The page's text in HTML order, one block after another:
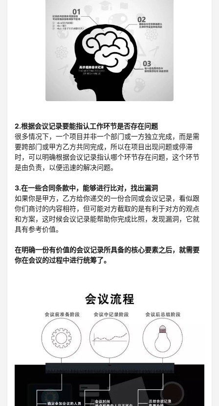
2.根据会议记录要能指认工作环节是否存在问题
很多情况下，一个项目并非一个部门或一方独立完成，而是需
要跨部门或甲方乙方共同完成，所以在项目出现问题或停滞
时，可以明确根据会议记录指认哪个环节存在问题，这个环节
是由负责，以便迅速的解决问题。
3.在一些合同条款中，能够进行比对，找出漏洞
如果你是甲方，乙方给你递交的一份合同或会议记录，看似跟
你们商讨的内容相符，但可能对方截取的是有利于对方的观点
和方案，这时候会议记录能帮助你完成比照，发现漏洞，它就
具有参考价值。
在明确一份有价值的会议记录所具备的核心要素之后，就需要
你在会议的过程中进行统筹了。